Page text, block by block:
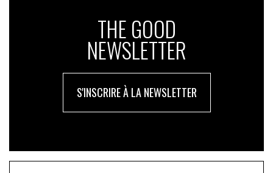
THE GOOD
NEWSLETTER
S'INSCRIRE À LA NEWSLETTER